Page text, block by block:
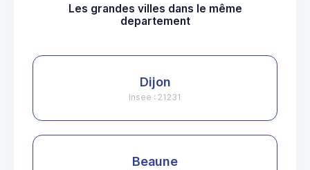
Les grandes villes dans le même
departement
Dijon
Insee : 21231
Beaune